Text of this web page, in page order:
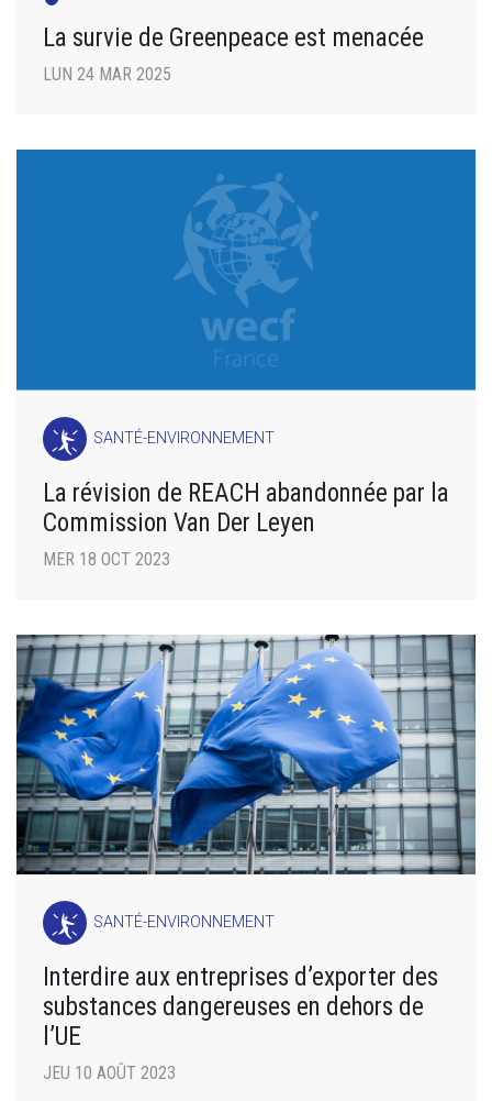
La survie de Greenpeace est menacée
LUN 24 MAR 2025
SANTÉ-ENVIRONNEMENT
La révision de REACH abandonnée par la
Commission Van Der Leyen
MER 18 OCT 2023
SANTÉ-ENVIRONNEMENT
Interdire aux entreprises d’exporter des
substances dangereuses en dehors de
l’UE
JEU 10 AOÛT 2023